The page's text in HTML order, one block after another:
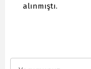
alınmıştı.